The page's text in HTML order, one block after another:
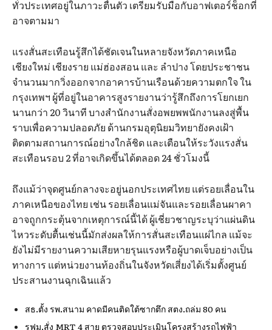
ทั่วประเทศอยู่ในภาวะตื่นตัว เตรียมรับมือกับอาฟเตอร์ช็อกที่
อาจตามมา
แรงสั่นสะเทือนรู้สึกได้ชัดเจนในหลายจังหวัดภาคเหนือ
เชียงใหม่ เชียงราย แม่ฮ่องสอน และ ลำปาง โดยประชาชน
จำนวนมากวิ่งออกจากอาคารบ้านเรือนด้วยความตกใจ ใน
กรุงเทพฯ ผู้ที่อยู่ในอาคารสูงรายงานว่ารู้สึกถึงการโยกเยก
นานกว่า 20 วินาที บางสำนักงานสั่งอพยพพนักงานลงสู่พื้น
ราบเพื่อความปลอดภัย ด้านกรมอุตุนิยมวิทยายังคงเฝ้า
ติดตามสถานการณ์อย่างใกล้ชิด และเตือนให้ระวังแรงสั่น
สะเทือนรอบ 2 ที่อาจเกิดขึ้นได้ตลอด 24 ชั่วโมงนี้
ถึงแม้ว่าจุดศูนย์กลางจะอยู่นอกประเทศไทย แต่รอยเลื่อนใน
ภาคเหนือของไทย เช่น รอยเลื่อนแม่จันและรอยเลื่อนผาคา
อาจถูกกระตุ้นจากเหตุการณ์นี้ได้ ผู้เชี่ยวชาญระบุว่าแผ่นดิน
ไหวระดับตื้นเช่นนี้มักส่งผลให้การสั่นสะเทือนแผ่ไกล แม้จะ
ยังไม่มีรายงานความเสียหายรุนแรงหรือผู้บาดเจ็บอย่างเป็น
ทางการ แต่หน่วยงานท้องถิ่นในจังหวัดเสี่ยงได้เริ่มตั้งศูนย์
ประสานงานฉุกเฉินแล้ว
สธ.ตั้ง รพ.สนาม คาดมีคนติดใต้ซากตึก สตง.ถล่ม 80 คน
รฟม.สั่ง MRT 4 สาย ตรวจสอบประเมินโครงสร้างรถไฟฟ้า